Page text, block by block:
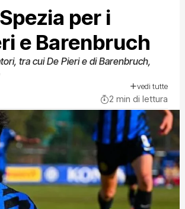
per i
e Barenbruch
tra cui De Pieri e di Barenbruch,
vedi tutte
2 min di lettura